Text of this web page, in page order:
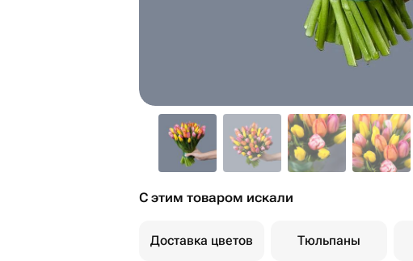
С этим товаром искали
Доставка цветов Тюльпаны